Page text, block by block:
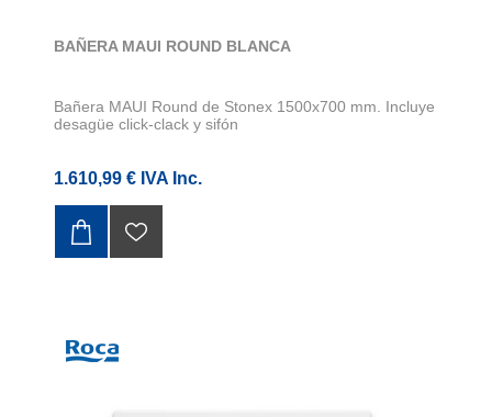
BAÑERA MAUI ROUND BLANCA
Bañera MAUI Round de Stonex 1500x700 mm. Incluye
desagüe click-clack y sifón
1.610,99 € IVA Inc.